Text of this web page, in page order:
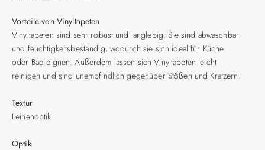
Vorteile von Vinyltapeten
Vinyltapeten sind sehr robust und langlebig. Sie sind abwaschbar
und feuchtigkeitsbeständig, wodurch sie sich ideal für Küche
oder Bad eignen. Außerdem lassen sich Vinyltapeten leicht
reinigen und sind unempfindlich gegenüber Stößen und Kratzern.
Textur
Leinenoptik
Optik